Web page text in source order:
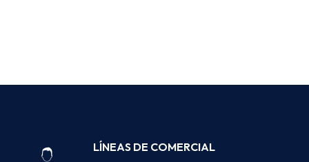
LÍNEAS DE COMERCIAL